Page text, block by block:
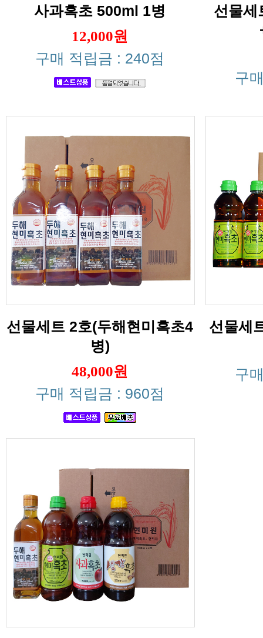
사과흑초 500ml 1병
12,000원
구매 적립금 : 240점
구
병)
48,000원
구매 적립금 : 960점
선물세
구